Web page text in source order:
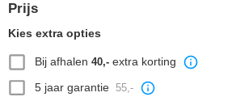
Prijs
Kies extra opties
Bij afhalen 40,-extra korting
5 jaar garantie 55,-